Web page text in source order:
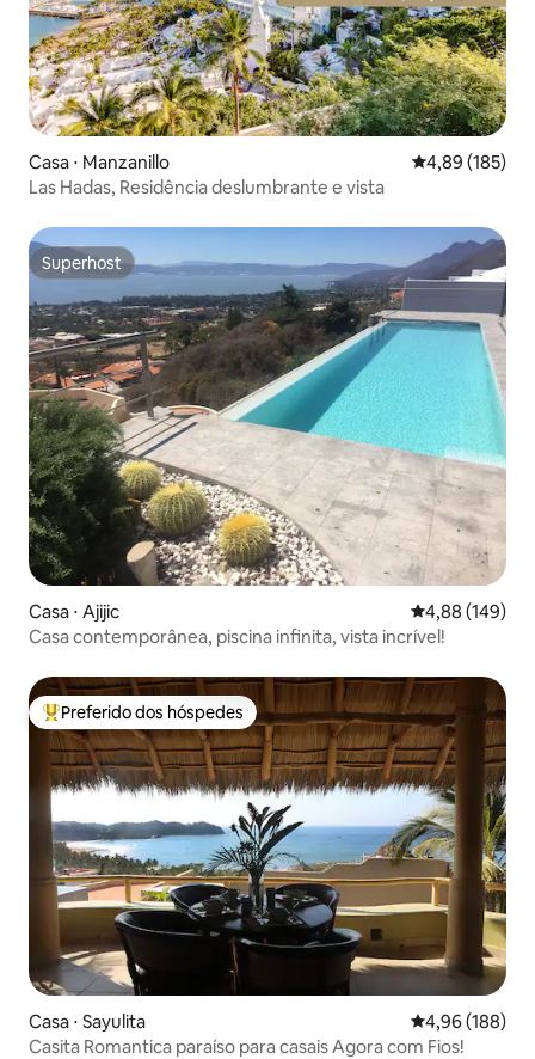
Casa ⋅ Manzanillo 4,89 de uma
4,89 (185)
Las Hadas, Residência deslumbrante e vista
Superhost
Superhost
Casa ⋅ Ajijic 4,88 de uma
4,88 (149)
Casa contemporânea, piscina infinita, vista incrível!
Entre os melhores preferidos dos hóspedes
Preferido dos hóspedes
Casa ⋅ Sayulita 4,96 de uma
4,96 (188)
Casita Romantica paraíso para casais Agora com Fios!